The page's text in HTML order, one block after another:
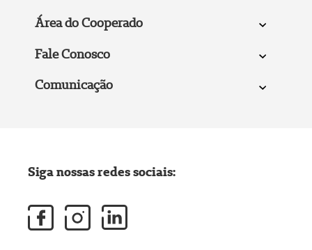
Área do Cooperado
Fale Conosco
Comunicação
Siga nossas redes sociais: